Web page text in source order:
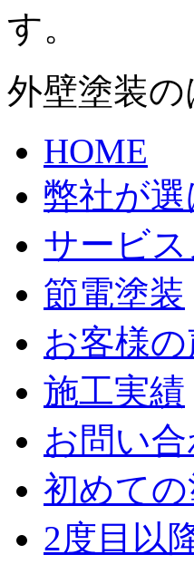
す。
外壁塗装
HOME
弊社が
サービ
節電塗装
お客様の
施工実績
お問い
初めて
2度目以